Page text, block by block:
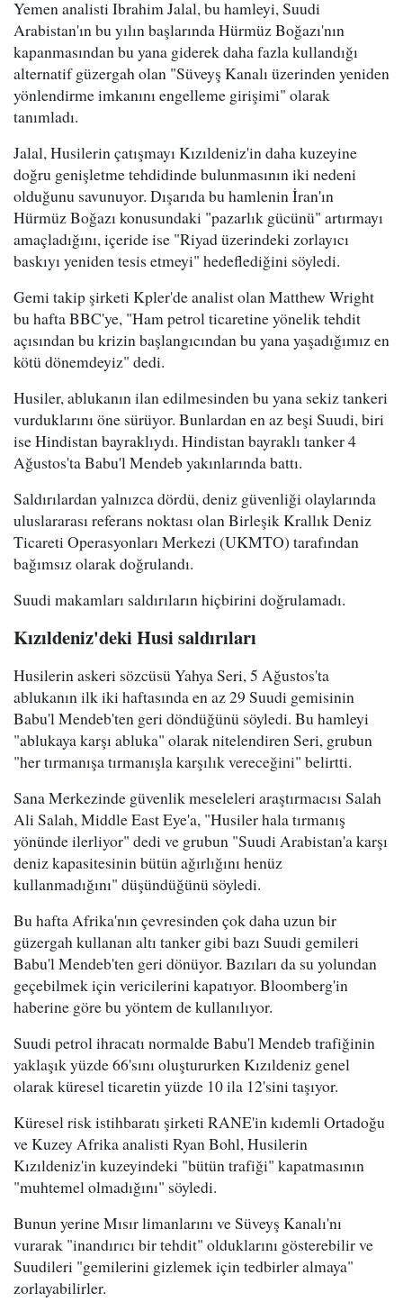
Yemen analisti Ibrahim Jalal, bu hamleyi, Suudi
Arabistan'ın bu yılın başlarında Hürmüz Boğazı'nın
kapanmasından bu yana giderek daha fazla kullandığı
alternatif güzergah olan "Süveyş Kanalı üzerinden yeniden
yönlendirme imkanını engelleme girişimi" olarak
tanımladı.
Jalal, Husilerin çatışmayı Kızıldeniz'in daha kuzeyine
doğru genişletme tehdidinde bulunmasının iki nedeni
olduğunu savunuyor. Dışarıda bu hamlenin İran'ın
Hürmüz Boğazı konusundaki "pazarlık gücünü" artırmayı
amaçladığını, içeride ise "Riyad üzerindeki zorlayıcı
baskıyı yeniden tesis etmeyi" hedeflediğini söyledi.
Gemi takip şirketi Kpler'de analist olan Matthew Wright
bu hafta BBC'ye, "Ham petrol ticaretine yönelik tehdit
açısından bu krizin başlangıcından bu yana yaşadığımız en
kötü dönemdeyiz" dedi.
Husiler, ablukanın ilan edilmesinden bu yana sekiz tankeri
vurduklarını öne sürüyor. Bunlardan en az beşi Suudi, biri
ise Hindistan bayraklıydı. Hindistan bayraklı tanker 4
Ağustos'ta Babu'l Mendeb yakınlarında battı.
Saldırılardan yalnızca dördü, deniz güvenliği olaylarında
uluslararası referans noktası olan Birleşik Krallık Deniz
Ticareti Operasyonları Merkezi (UKMTO) tarafından
bağımsız olarak doğrulandı.
Suudi makamları saldırıların hiçbirini doğrulamadı.
Kızıldeniz'deki Husi saldırıları
Husilerin askeri sözcüsü Yahya Seri, 5 Ağustos'ta
ablukanın ilk iki haftasında en az 29 Suudi gemisinin
Babu'l Mendeb'ten geri döndüğünü söyledi. Bu hamleyi
"ablukaya karşı abluka" olarak nitelendiren Seri, grubun
"her tırmanışa tırmanışla karşılık vereceğini" belirtti.
Sana Merkezinde güvenlik meseleleri araştırmacısı Salah
Ali Salah, Middle East Eye'a, "Husiler hala tırmanış
yönünde ilerliyor" dedi ve grubun "Suudi Arabistan'a karşı
deniz kapasitesinin bütün ağırlığını henüz
kullanmadığını" düşündüğünü söyledi.
Bu hafta Afrika'nın çevresinden çok daha uzun bir
güzergah kullanan altı tanker gibi bazı Suudi gemileri
Babu'l Mendeb'ten geri dönüyor. Bazıları da su yolundan
geçebilmek için vericilerini kapatıyor. Bloomberg'in
haberine göre bu yöntem de kullanılıyor.
Suudi petrol ihracatı normalde Babu'l Mendeb trafiğinin
yaklaşık yüzde 66'sını oluştururken Kızıldeniz genel
olarak küresel ticaretin yüzde 10 ila 12'sini taşıyor.
Küresel risk istihbaratı şirketi RANE'in kıdemli Ortadoğu
ve Kuzey Afrika analisti Ryan Bohl, Husilerin
Kızıldeniz'in kuzeyindeki "bütün trafiği" kapatmasının
"muhtemel olmadığını" söyledi.
Bunun yerine Mısır limanlarını ve Süveyş Kanalı'nı
vurarak "inandırıcı bir tehdit" olduklarını gösterebilir ve
Suudileri "gemilerini gizlemek için tedbirler almaya"
zorlayabilirler.